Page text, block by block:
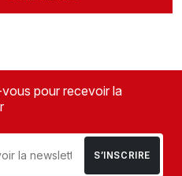
pour recevoir la
S’INSCRIRE